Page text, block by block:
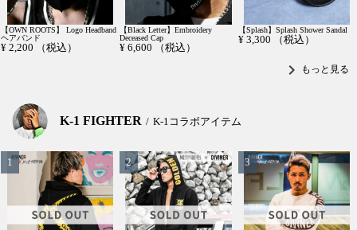
【OWN ROOTS】 Logo Headband
ヘアバンド
¥ 2,200 （税込）
【Black Letter】Embroidery
Deceased Cap
¥ 6,600 （税込）
【Splash】Splash Shower Sandal
¥ 3,300 （税込）
chevron_right もっと見る
K-1 FIGHTER K-1コラボアイテム